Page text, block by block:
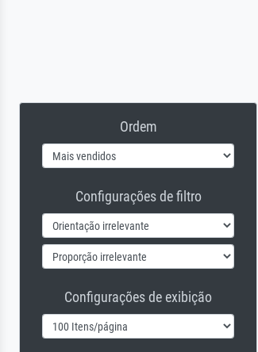
Ordem
Configurações de filtro
Configurações de exibição